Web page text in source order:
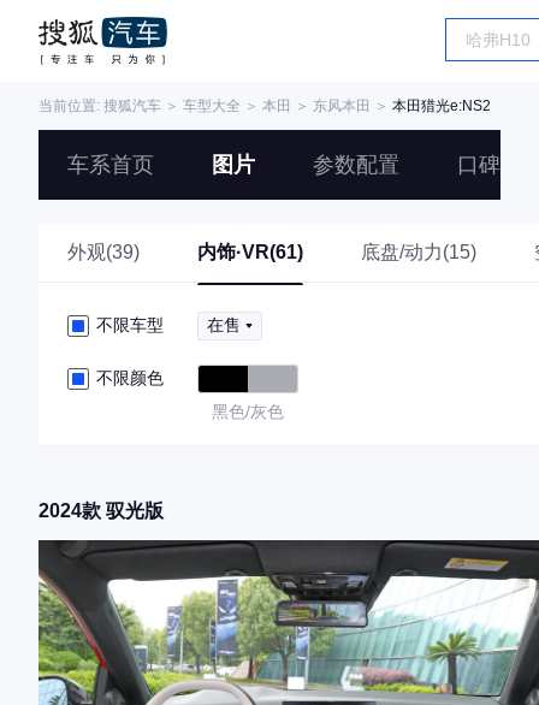
当前位置: 搜狐汽车 ＞ 车型大全 ＞ 本田 ＞ 东风本田 ＞ 本田猎光e:NS2
车系首页 图片 参数配置 口碑
外观(39) 内饰·VR(61) 底盘/动力(15)
不限车型 在售
不限颜色
黑色/灰色
2024款 驭光版